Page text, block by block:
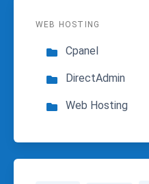
WEB HOSTING
Cpanel
DirectAdmin
Web Hosting